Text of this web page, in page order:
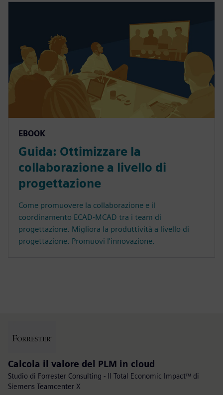
EBOOK
Guida: Ottimizzare la
collaborazione a livello di
progettazione
Come promuovere la collaborazione e il
coordinamento ECAD-MCAD tra i team di
progettazione. Migliora la produttività a livello di
progettazione. Promuovi l'innovazione.
Calcola il valore del PLM in cloud
Studio di Forrester Consulting - Il Total Economic Impact™ di
Siemens Teamcenter X